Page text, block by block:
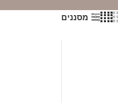
מסננים